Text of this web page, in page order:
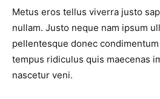
Metus eros tellus viverra justo
nullam. Justo neque nam ipsum
pellentesque donec
tempus ridiculus quis maecenas
nascetur veni.